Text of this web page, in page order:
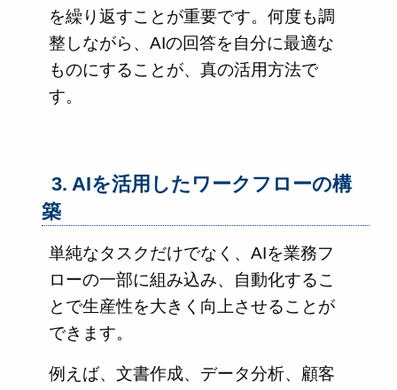
を繰り返すことが重要です。何度も調
整しながら、AIの回答を自分に最適な
ものにすることが、真の活用方法で
す。
3. AIを活用したワークフローの構
築
単純なタスクだけでなく、AIを業務フ
ローの一部に組み込み、自動化するこ
とで生産性を大きく向上させることが
できます。
例えば、文書作成、データ分析、顧客